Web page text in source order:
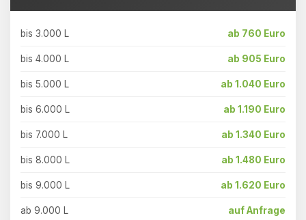
bis 3.000 L ab 760 Euro
bis 4.000 L ab 905 Euro
bis 5.000 L ab 1.040 Euro
bis 6.000 L ab 1.190 Euro
bis 7.000 L ab 1.340 Euro
bis 8.000 L ab 1.480 Euro
bis 9.000 L ab 1.620 Euro
ab 9.000 L auf Anfrage